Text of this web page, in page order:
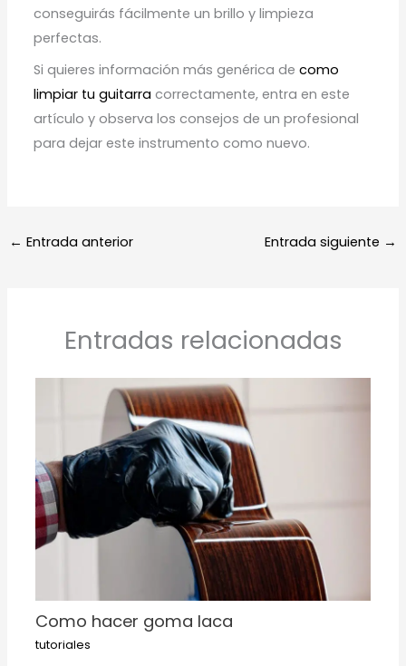
conseguirás fácilmente un brillo y limpieza
perfectas.
Si quieres información más genérica decomo
limpiar tu guitarra correctamente, entra en este
artículo y observa los consejos de un profesional
para dejar este instrumento como nuevo.
← Entrada anterior Entrada siguiente →
Entradas relacionadas
Como hacer goma laca
tutoriales